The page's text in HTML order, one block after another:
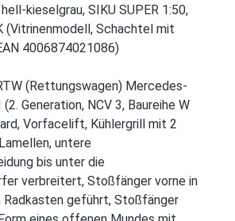
kieselgrau, SIKU SUPER 1:50,
(Vitrinenmodell, Schachtel mit
4006874021086)
(Rettungswagen) Mercedes-
Generation, NCV 3, Baureihe W
Vorfacelift, Kühlergrill mit 2
untere
bis unter die
verbreitert, Stoßfänger vorne in
Radkasten geführt, Stoßfänger